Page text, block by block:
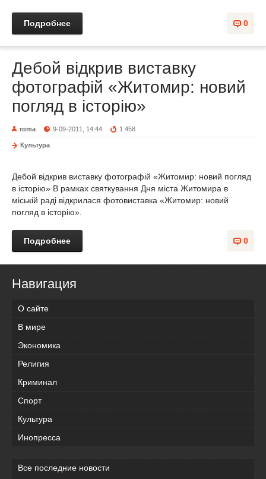
0
Подробнее
Дебой відкрив виставку
фотографій «Житомир: новий
погляд в історію»
roma 9-09-2011, 14:44 1 458
Культура
Дебой відкрив виставку фотографій «Житомир: новий погляд
в історію» В рамках святкування Дня міста Житомира в
міській раді відкрилася фотовиставка «Житомир: новий
погляд в історію».
0
Подробнее
Навигация
О сайте
В мире
Экономика
Религия
Криминал
Спорт
Культура
Инопресса
Все последние новости